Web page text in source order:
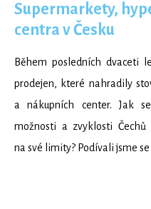
Supermarkety,
centra v Česku
Během posledních dvaceti
prodejen, které nahradily
a nákupních center. Jak
možnosti a zvyklosti
na své limity? Podívali jsme